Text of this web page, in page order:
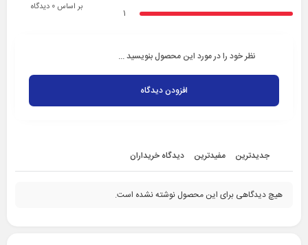
جدیدترین مفیدترین دیدگاه خریداران
هیچ دیدگاهی برای این محصول نوشته نشده است.
1
بر اساس 0 دیدگاه
نظر خود را در مورد این محصول بنویسید ...
افزودن دیدگاه